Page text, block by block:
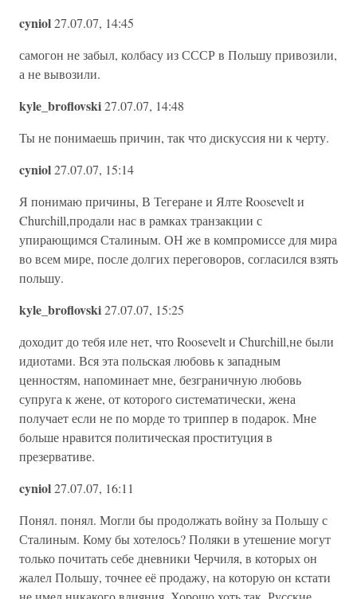
cyniol27.07.07, 14:45
самогон не забыл, колбасу из СССР в Польшу привозили,
а не вывозили.
kyle_broflovski27.07.07, 14:48
Ты не понимаешь причин, так что дискуссия ни к черту.
cyniol27.07.07, 15:14
Я понимаю причины, В Тегеране и Ялте Roosevelt и
Churchill,продали нас в рамках транзакции с
упирающимся Сталиным. ОН же в компромиссе для мира
во всем мире, после долгих переговоров, согласился взять
польшу.
kyle_broflovski27.07.07, 15:25
доходит до тебя иле нет, что Roosevelt и Churchill,не были
идиотами. Вся эта польская любовь к западным
ценностям, напоминает мне, безграничную любовь
супруга к жене, от которого систематически, жена
получает если не по морде то триппер в подарок. Мне
больше нравится политическая проституция в
презервативе.
cyniol27.07.07, 16:11
Понял. понял. Могли бы продолжать войну за Польшу с
Сталиным. Кому бы хотелось? Поляки в утешение могут
только почитать себе дневники Черчиля, в которых он
жалел Польшу, точнее её продажу, на которую он кстати